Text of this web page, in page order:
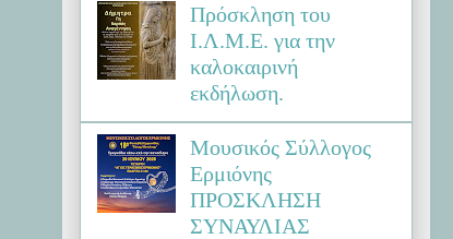
Πρόσκληση του
Ι.Λ.Μ.Ε. για την
καλοκαιρινή
εκδήλωση.
Μουσικός Σύλλογος
Ερμιόνης
ΠΡΟΣΚΛΗΣΗ
ΣΥΝΑΥΛΙΑΣ